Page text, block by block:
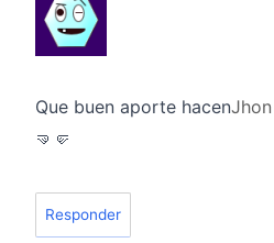
Jhon
Que buen aporte hacen
🤜🤛
Responder